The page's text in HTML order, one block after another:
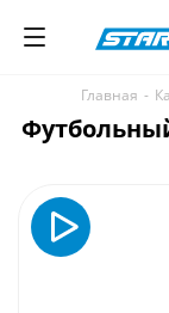
Главная -